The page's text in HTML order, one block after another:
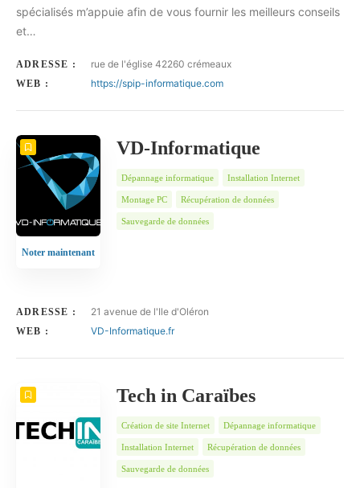
spécialisés m’appuie afin de vous fournir les meilleurs conseils
et…
ADRESSE : rue de l'église 42260 crémeaux
WEB : https://spip-informatique.com
Noter maintenant
VD-Informatique
Dépannage informatique Installation Internet
Montage PC Récupération de données
Sauvegarde de données
ADRESSE : 21 avenue de l'Ile d'Oléron
WEB : VD-Informatique.fr
Tech in Caraïbes
Création de site Internet Dépannage informatique
Installation Internet Récupération de données
Sauvegarde de données